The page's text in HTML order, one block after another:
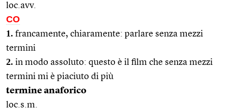
loc.avv.
CO
1. francamente, chiaramente: parlare senza mezzi
termini
2. in modo assoluto: questo è il film che senza mezzi
termini mi è piaciuto di più
termine anaforico
loc.s.m.